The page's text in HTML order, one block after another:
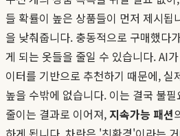
들 확률이 높은 상품들이 먼저 제시됩
을 낮춰줍니다. 충동적으로 구매했다
게 되는 옷들을 줄일 수 있습니다. AI
이터를 기반으로 추천하기 때문에, 실
높을 수밖에 없습니다. 이는 결국 불
줄이는 결과로 이어져, 지속가능 패션